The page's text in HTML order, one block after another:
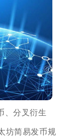
、分叉衍生
坊简易发币规